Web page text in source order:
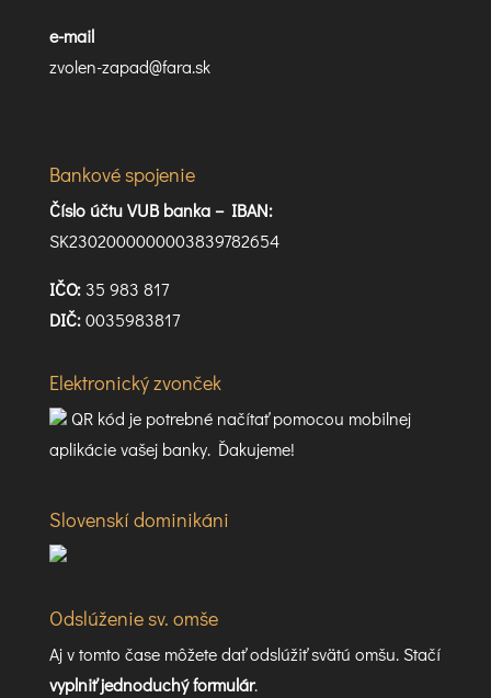
e-mail
zvolen-zapad@fara.sk
Bankové spojenie
Číslo účtu VUB banka – IBAN:
SK2302000000003839782654
IČO:35 983 817
DIČ:0035983817
Elektronický zvonček
QR kód je potrebné načítať pomocou mobilnej
aplikácie vašej banky. Ďakujeme!
Slovenskí dominikáni
Odslúženie sv. omše
Aj v tomto čase môžete dať odslúžiť svätú omšu. Stačí
vyplniť jednoduchý formulár.